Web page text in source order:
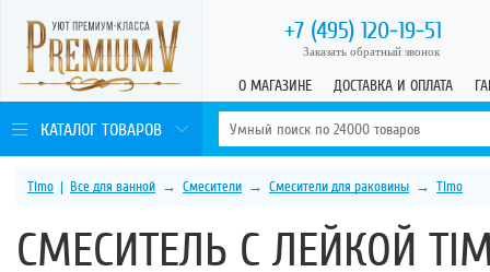
+7 (495) 120-19-51
Заказать обратный звонок
О МАГАЗИНЕ ДОСТАВКА И ОПЛАТА
КАТАЛОГ ТОВАРОВ
Timo | Все для ванной → Смесители → Смесители для раковины → Timo
СМЕСИТЕЛЬ С ЛЕЙКОЙ